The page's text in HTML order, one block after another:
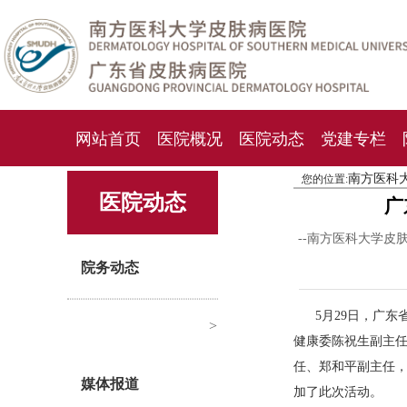
网站首页 医院概况 医院动态 党建专栏
化妆品检测中心 就诊指南 人才
医院动态
院务动态
>
媒体报道
您的位置:南方医科
--南方医科大学皮
5月29日，广东
健康委陈祝生副主
任、郑和平副主任
加了此次活动。